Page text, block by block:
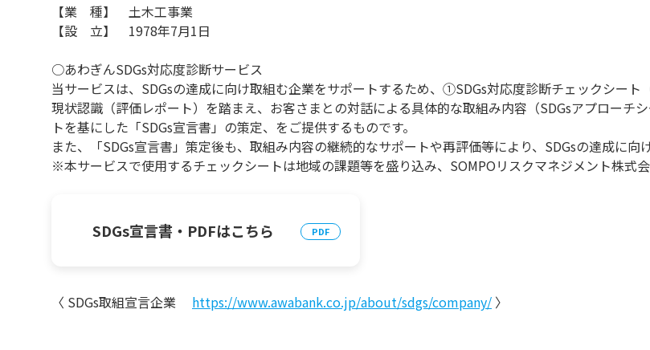
【業 種】 土木工事業
【設 立】 1978年7月1日
○あわぎんSDGs対応度診断サービス
当サービスは、SDGsの達成に向け取組む企業をサポートするため、①SDGs対応度診断チェックシー
現状認識（評価レポート）を踏まえ、お客さまとの対話による具体的な取組み内容（SDGsアプロー
トを基にした「SDGs宣言書」の策定、をご提供するものです。
また、「SDGs宣言書」策定後も、取組み内容の継続的なサポートや再評価等により、SDGsの達成に向
※本サービスで使用するチェックシートは地域の課題等を盛り込み、SOMPOリスクマネジメント株式
SDGs宣言書・PDFはこちら
〈 SDGs取組宣言企業 https://www.awabank.co.jp/about/sdgs/company/ 〉